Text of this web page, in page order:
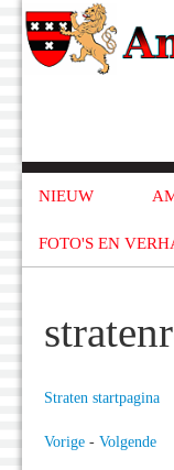
NIEUW
FOTO'S EN
Straten startpagina
Vorige - Volgende